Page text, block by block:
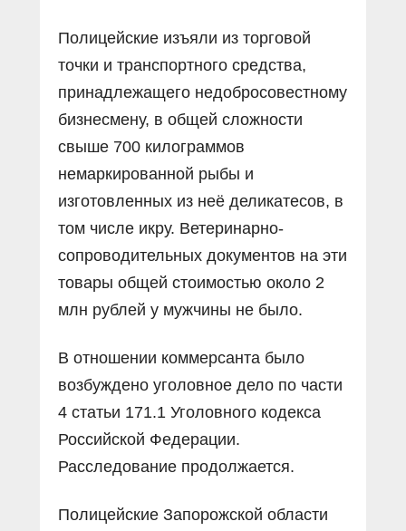
Полицейские изъяли из торговой
точки и транспортного средства,
принадлежащего недобросовестному
бизнесмену, в общей сложности
свыше 700 килограммов
немаркированной рыбы и
изготовленных из неё деликатесов, в
том числе икру. Ветеринарно-
сопроводительных документов на эти
товары общей стоимостью около 2
млн рублей у мужчины не было.
В отношении коммерсанта было
возбуждено уголовное дело по части
4 статьи 171.1 Уголовного кодекса
Российской Федерации.
Расследование продолжается.
Полицейские Запорожской области